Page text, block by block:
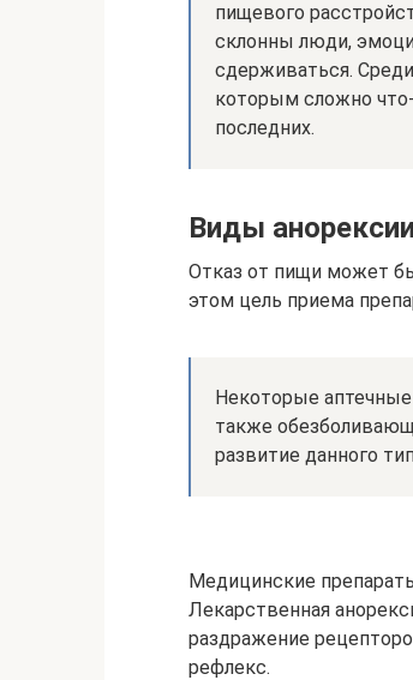
пищевого
склонны люди,
сдерживаться.
которым сложно
последних.
Виды
Отказ от пищи может
этом цель приема
Некоторые
также
развитие данного
Медицинские
Лекарственная
раздражение
рефлекс.